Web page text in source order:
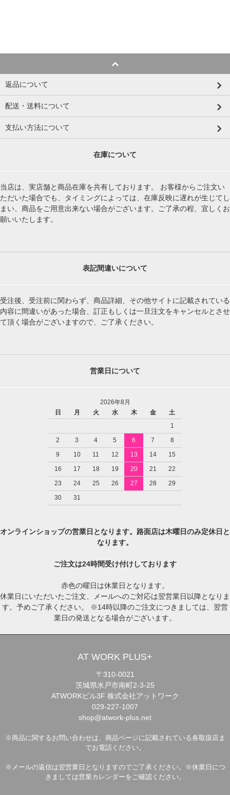
返品について
配送・送料について
支払い方法について
在庫について
当店は、実店舗と商品在庫を共有しております。 お客様からご注文い
ただいた場合でも、タイミングによっては、在庫反映に遅れが生じてし
まい、商品をご用意出来ない場合がございます。ご了承の程、宜しくお
願いいたします。
表記間違いについて
受注後、受注前に関わらず、商品詳細、その他サイトに記載されている
内容に間違いがあった場合、訂正もしくは一旦注文をキャンセルとさせ
て頂く場合がございますので、ご了承ください。
営業日について
2026年8月
日
月 火 水 木 金
土
1
2
3 4 5 6 7
8
9
10 11 12 13 14
15
16
17 18 19 20 21
22
23
24 25 26 27 28
29
30
31
オンラインショップの営業日となります。路面店は木曜日のみ定休日と
なります。
ご注文は24時間受け付けしております
赤色の曜日は休業日となります。
休業日にいただいたご注文、メールへのご対応は翌営業日以降となりま
す。予めご了承ください。 ※14時以降のご注文につきましては、翌営
業日の発送となる場合がございます。
AT WORK PLUS+
〒310-0021
茨城県水戸市南町2-3-25
ATWORKビル3F 株式会社アットワーク
029-227-1007
shop@atwork-plus.net
※商品に関するお問い合わせは、商品ページに記載されている各取扱店ま
でお電話ください。
※メールの返信は翌営業日となりますのでご了承ください。※休業日につ
きましては営業カレンダーをご確認ください。